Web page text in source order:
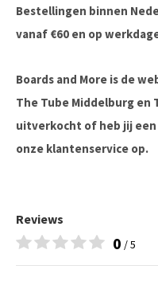
Bestellingen binnen
vanaf €60 en op
Boards and More is de
The Tube Middelburg en
uitverkocht of heb jij een
onze klantenservice op.
Reviews
0 / 5